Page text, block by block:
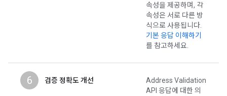
속성을 제공하며, 각
속성은 서로 다른 방
식으로 사용됩니다.
기본 응답 이해하기
를 참고하세요.
6 검증 정확도 개선
Address Validation
API 응답에 대한 의